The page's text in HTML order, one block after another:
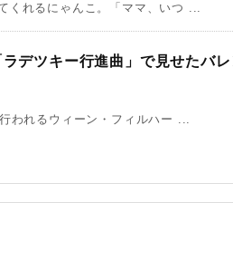
くれるにゃんこ。「ママ、いつ ...
デツキー行進曲」で見せたバ
われるウィーン・フィルハー ...